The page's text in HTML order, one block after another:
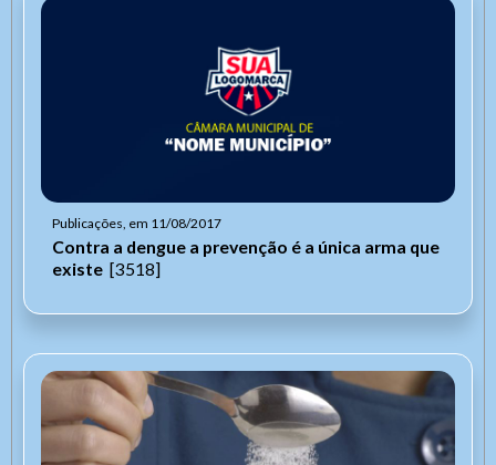
Publicações, em 11/08/2017
Contra a dengue a prevenção é a única arma que
existe [3518]